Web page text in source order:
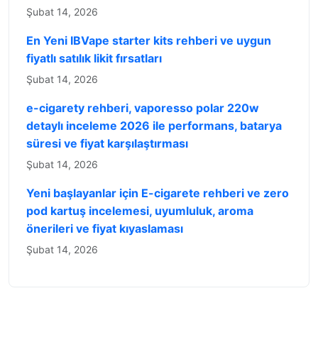
Şubat 14, 2026
En Yeni IBVape starter kits rehberi ve uygun
fiyatlı satılık likit fırsatları
Şubat 14, 2026
e-cigarety rehberi, vaporesso polar 220w
detaylı inceleme 2026 ile performans, batarya
süresi ve fiyat karşılaştırması
Şubat 14, 2026
Yeni başlayanlar için E-cigarete rehberi ve zero
pod kartuş incelemesi, uyumluluk, aroma
önerileri ve fiyat kıyaslaması
Şubat 14, 2026